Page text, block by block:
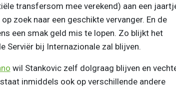
transfersom mee verekend) aan een
zoek naar een geschikte vervanger. En de
een smak geld mis te lopen. Zo blijkt het
Serviër bij Internazionale zal blijven.
wil Stankovic zelf dolgraag blijven en
inmiddels ook op verschillende andere